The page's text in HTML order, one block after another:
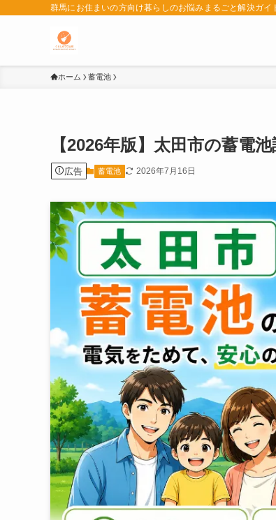
群馬にお住まいの方向け暮らしのお悩みまるごと解決ガイ
ホーム 蓄電池
【2026年版】太田市の蓄電
広告 蓄電池 2026年7月16日